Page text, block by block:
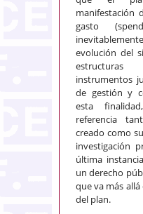
manifestación
gasto
evolución del
estructuras
instrumentos
de gestión y
esta
referencia
creado como
investigación
última
un derecho
que va más
del plan.